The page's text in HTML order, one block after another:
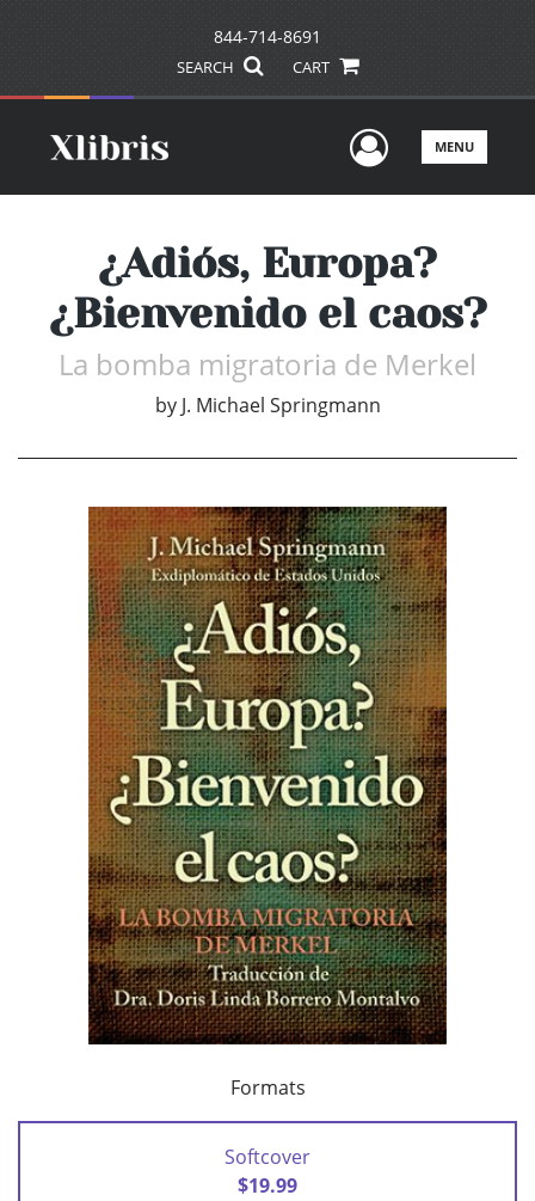
844-714-8691
SEARCH CART
UserMENU
¿Adiós, Europa?
¿Bienvenido el caos?
La bomba migratoria de Merkel
by J. Michael Springmann
Formats
Softcover
$19.99